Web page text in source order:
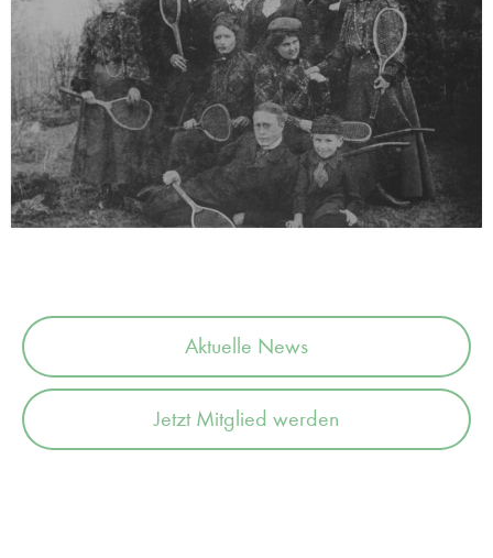
Aktuelle News
Jetzt Mitglied werden